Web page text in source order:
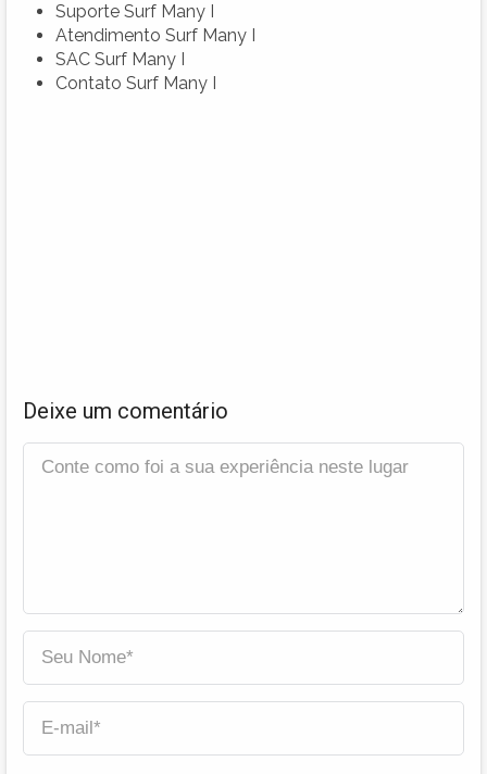
Suporte Surf Many I
Atendimento Surf Many I
SAC Surf Many I
Contato Surf Many I
Deixe um comentário